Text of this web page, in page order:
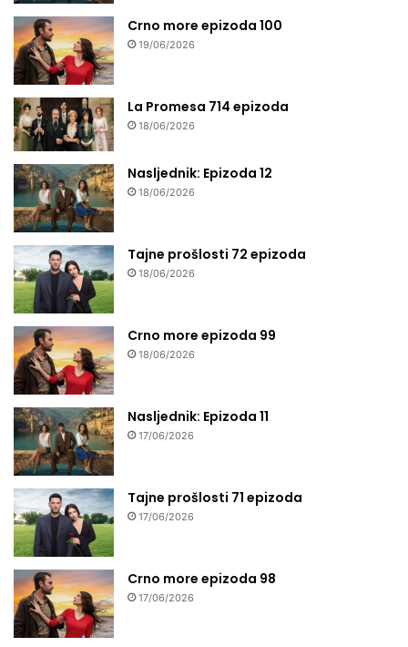
Crno more epizoda 100
19/06/2026
La Promesa 714 epizoda
18/06/2026
Nasljednik: Epizoda 12
18/06/2026
Tajne prošlosti 72 epizoda
18/06/2026
Crno more epizoda 99
18/06/2026
Nasljednik: Epizoda 11
17/06/2026
Tajne prošlosti 71 epizoda
17/06/2026
Crno more epizoda 98
17/06/2026